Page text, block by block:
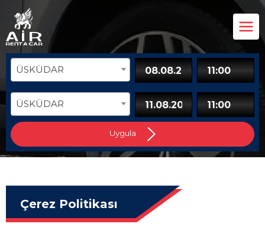
ÜSKÜDAR
ÜSKÜDAR
Uygula
Çerez Politikası